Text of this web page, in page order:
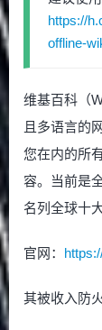
https://
offline-
维基百科（
且多语言的
您在内的所
容。当前是
名列全球十
官网：
其被收入防